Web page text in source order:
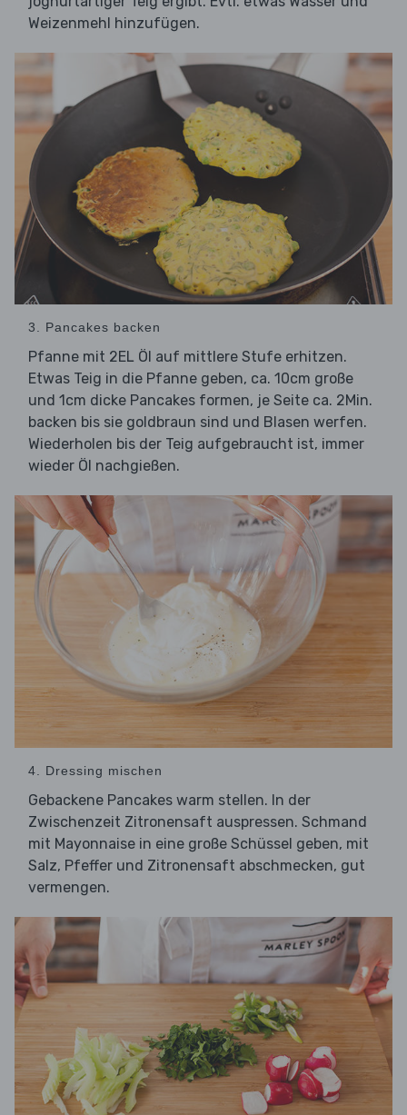
Weizenmehl hinzufügen.
3. Pancakes backen
Pfanne mit 2EL Öl auf mittlere Stufe erhitzen.
Etwas Teig in die Pfanne geben, ca. 10cm große
und 1cm dicke Pancakes formen, je Seite ca. 2Min.
backen bis sie goldbraun sind und Blasen werfen.
Wiederholen bis der Teig aufgebraucht ist, immer
wieder Öl nachgießen.
4. Dressing mischen
Gebackene Pancakes warm stellen. In der
Zwischenzeit Zitronensaft auspressen. Schmand
mit Mayonnaise in eine große Schüssel geben, mit
Salz, Pfeffer und Zitronensaft abschmecken, gut
vermengen.